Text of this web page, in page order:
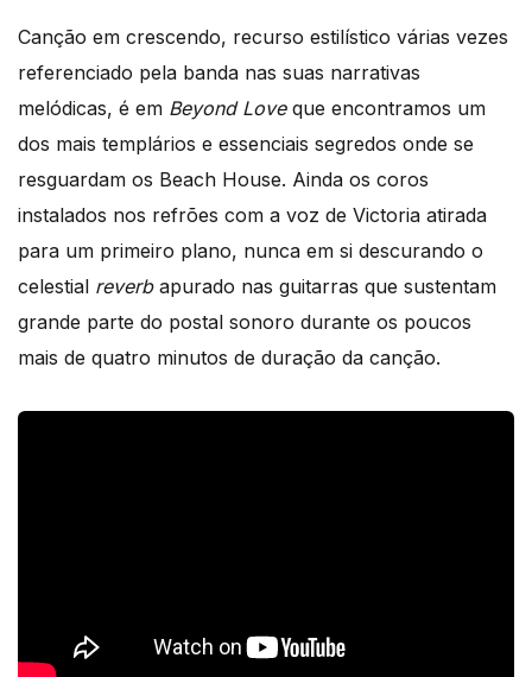
Canção em crescendo, recurso estilístico várias vezes
referenciado pela banda nas suas narrativas
melódicas, é em Beyond Loveque encontramos um
dos mais templários e essenciais segredos onde se
resguardam os Beach House. Ainda os coros
instalados nos refrões com a voz de Victoria atirada
para um primeiro plano, nunca em si descurando o
celestial reverbapurado nas guitarras que sustentam
grande parte do postal sonoro durante os poucos
mais de quatro minutos de duração da canção.